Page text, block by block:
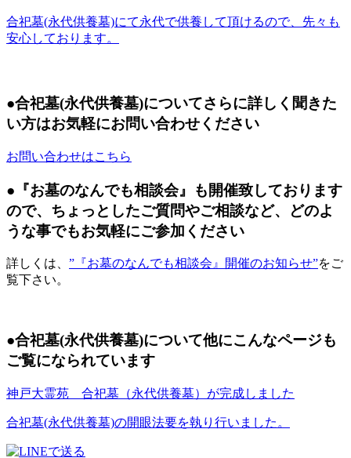
合祀墓(永代供養墓)にて永代で供養して頂けるので、先々も
安心しております。
●合祀墓(永代供養墓)についてさらに詳しく聞きた
い方はお気軽にお問い合わせください
お問い合わせはこちら
●『お墓のなんでも相談会』も開催致しております
ので、ちょっとしたご質問やご相談など、どのよ
うな事でもお気軽にご参加ください
詳しくは、 ”『お墓のなんでも相談会』開催のお知らせ”をご
覧下さい。
●合祀墓(永代供養墓)について他にこんなページも
ご覧になられています
神戸大霊苑 合祀墓（永代供養墓）が完成しました
合祀墓(永代供養墓)の開眼法要を執り行いました。